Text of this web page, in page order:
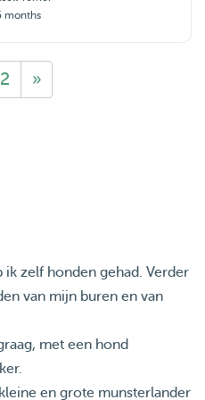
months
2 »
ik zelf honden gehad. Verder
van mijn buren en van
met een hond
en grote munsterlander